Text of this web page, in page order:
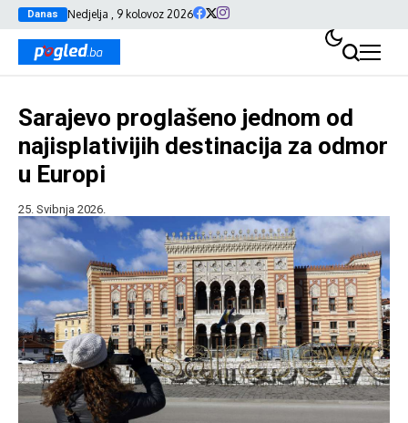
Danas Nedjelja , 9 kolovoz 2026
Sarajevo proglašeno jednom od
najisplativijih destinacija za odmor
u Europi
25. Svibnja 2026.